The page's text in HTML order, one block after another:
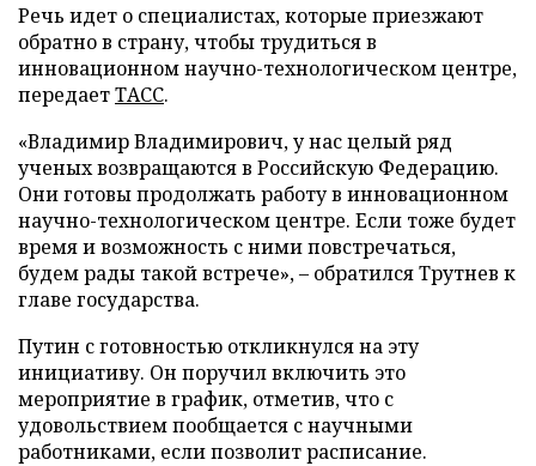
Речь идет о специалистах, которые приезжают
обратно в страну, чтобы трудиться в
инновационном научно-технологическом центре,
передаетТАСС.
«Владимир Владимирович, у нас целый ряд
ученых возвращаются в Российскую Федерацию.
Они готовы продолжать работу в инновационном
научно-технологическом центре. Если тоже будет
время и возможность с ними повстречаться,
будем рады такой встрече», – обратился Трутнев к
главе государства.
Путин с готовностью откликнулся на эту
инициативу. Он поручил включить это
мероприятие в график, отметив, что с
удовольствием пообщается с научными
работниками, если позволит расписание.